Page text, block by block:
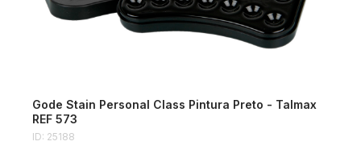
Gode Stain Personal Class Pintura Preto - Talmax
REF 573
ID: 25188